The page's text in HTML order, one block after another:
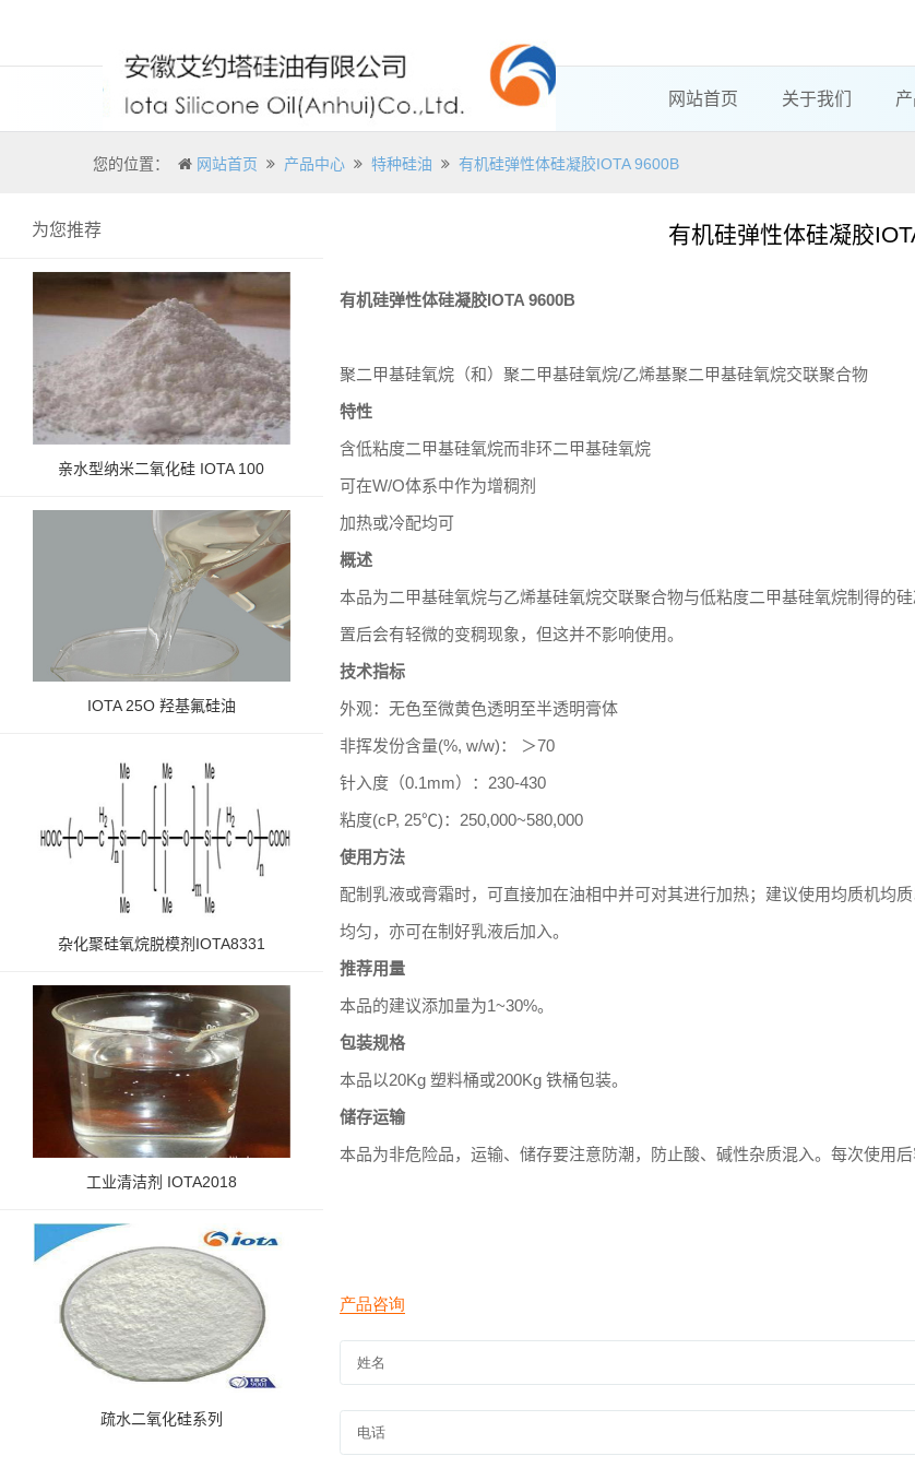
网站首页 关于我们
您的位置： 网站首页 产品中心 特种硅油 有机硅弹性体硅凝胶IOTA 9600B
为您推荐
亲水型纳米二氧化硅 IOTA 100
IOTA 25O 羟基氟硅油
杂化聚硅氧烷脱模剂IOTA8331
工业清洁剂 IOTA2018
疏水二氧化硅系列
有机硅弹性体硅凝胶
有机硅弹性体硅凝胶IOTA 9600B
聚二甲基硅氧烷（和）聚二甲基硅氧烷/乙烯基聚二甲基硅氧烷交联聚合物
特性
含低粘度二甲基硅氧烷而非环二甲基硅氧烷
可在W/O体系中作为增稠剂
加热或冷配均可
概述
本品为二甲基硅氧烷与乙烯基硅氧烷交联聚合物与低粘度二甲基硅氧烷制得的
置后会有轻微的变稠现象，但这并不影响使用。
技术指标
外观：无色至微黄色透明至半透明膏体
非挥发份含量(%, w/w)： ＞70
针入度（0.1mm）：230-430
粘度(cP, 25℃)：250,000~580,000
使用方法
配制乳液或膏霜时，可直接加在油相中并可对其进行加热；建议使用均质机均
均匀，亦可在制好乳液后加入。
推荐用量
本品的建议添加量为1~30%。
包装规格
本品以20Kg 塑料桶或200Kg 铁桶包装。
储存运输
本品为非危险品，运输、储存要注意防潮，防止酸、碱性杂质混入。每次使用